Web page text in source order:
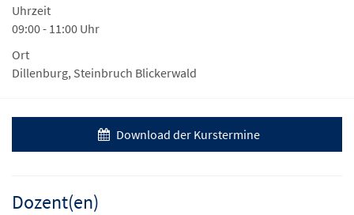
Uhrzeit
09:00 - 11:00 Uhr
Ort
Dillenburg, Steinbruch Blickerwald
Download der Kurstermine
Dozent(en)